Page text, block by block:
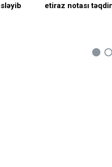
etiraz notası